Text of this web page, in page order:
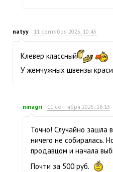
natyy 11 сентября 2025, 10:45
Клевер классный
У жемчужных швензы
ninagri 11 сентября 2025, 16:13
Точно! Случайно зашла
ничего не собиралась.
продавцом и начала
Почти за 500 руб.